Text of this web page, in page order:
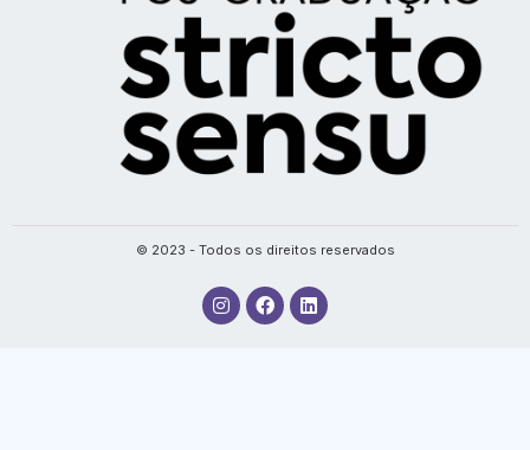
© 2023 - Todos os direitos reservados